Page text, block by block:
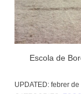
Escola de
UPDATED: febrer de